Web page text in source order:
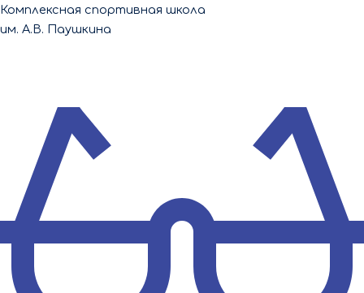
Перейти
к
Комплексная спортивная школа
им. А.В. Паушкина